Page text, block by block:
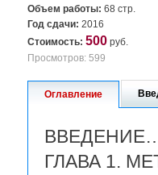
Объем работы: 68 стр.
Год сдачи: 2016
Стоимость: 500 руб.
Просмотров: 599
Оглавление
ГЛАВА 1.